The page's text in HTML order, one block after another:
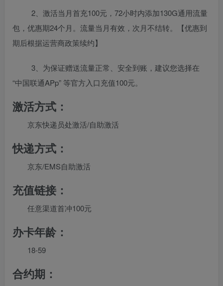
2、激活当月首充100元，72小时内添加130G通用流量
包，优惠期24个月。流量当月有效，次月不结转。【优惠到
期后根据运营商政策续约】
3、为保证赠送流量正常、安全到账，建议您选择在
“中国联通APp” 等官方入口充值100元。
激活方式：
京东快递员处激活/自助激活
快递方式：
京东/EMS自助激活
充值链接：
任意渠道首冲100元
办卡年龄：
18-59
合约期：